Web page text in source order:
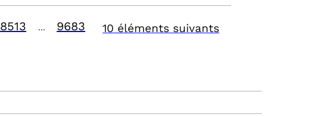
8513 9683 10 éléments suivants